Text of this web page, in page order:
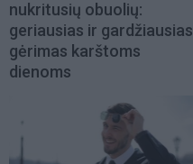
nukritusių obuolių:
geriausias ir gardžiausias
gėrimas karštoms
dienoms